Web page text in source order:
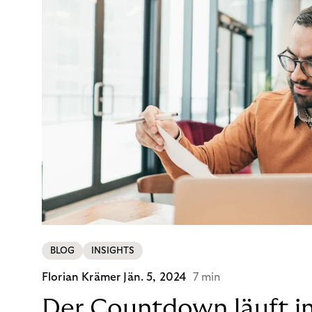
BLOG INSIGHTS
Florian Krämer Jän. 5, 2024 7 min